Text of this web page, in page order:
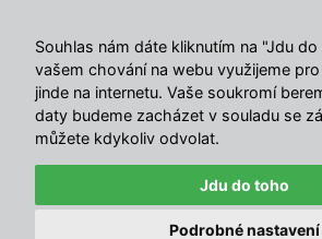
Souhlas nám dáte kliknutím na "Jdu
vašem chování na webu využijeme
jinde na internetu. Vaše soukromí
daty budeme zacházet v souladu se
můžete kdykoliv odvolat.
Jdu do toho
Podrobné nastavení
Jako třešnička na dortu je tady velký
čalouněním.S touhle sestavou bude
jako VIP sekce v luxusním beach clubu.
nazahradní pártysnů?
Vlastnosti
Luxusní set 4 křesel Alina a